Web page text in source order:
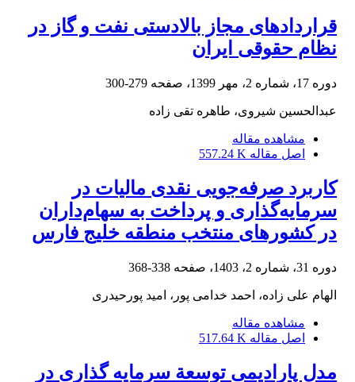
قراردادهای مجاز بالادستی نفت و گاز در
نظام حقوقی ایران
دوره 17، شماره 2، مهر 1399، صفحه 279-300
عبدالحسین شیروی، طاهره تقی زاده
مشاهده مقاله
اصل مقاله 557.24 K
کاربرد صرفه‌جویی نقدی مالیات در
سرمایه‌گذاری و پرداخت به سهام‌داران
در کشورهای منتخب منطقه خلیج فارس
دوره 31، شماره 2، 1403، صفحه 338-368
الهام علی زاده، احمد خدامی پور، امید پورحیدری
مشاهده مقاله
اصل مقاله 517.64 K
مدل پارادیمی توسعة سرمایه گذاری در